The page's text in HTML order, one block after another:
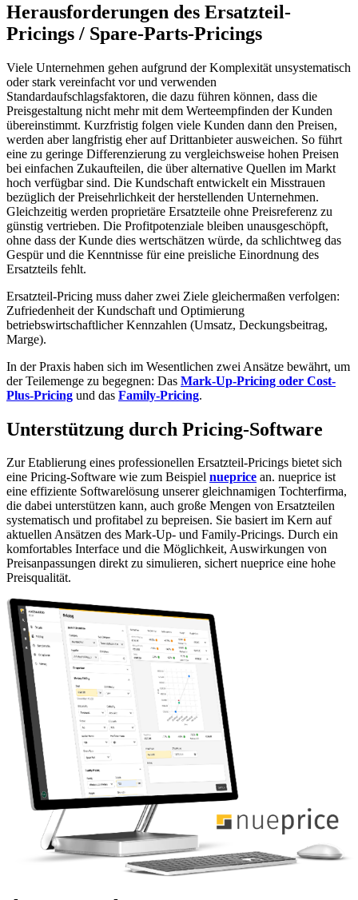
Herausforderungen des Ersatzteil-
Pricings / Spare-Parts-Pricings
Viele Unternehmen gehen aufgrund der Komplexität unsystematisch
oder stark vereinfacht vor und verwenden
Standardaufschlagsfaktoren, die dazu führen können, dass die
Preisgestaltung nicht mehr mit dem Werteempfinden der Kunden
übereinstimmt. Kurzfristig folgen viele Kunden dann den Preisen,
werden aber langfristig eher auf Drittanbieter ausweichen. So führt
eine zu geringe Differenzierung zu vergleichsweise hohen Preisen
bei einfachen Zukaufteilen, die über alternative Quellen im Markt
hoch verfügbar sind. Die Kundschaft entwickelt ein Misstrauen
bezüglich der Preisehrlichkeit der herstellenden Unternehmen.
Gleichzeitig werden proprietäre Ersatzteile ohne Preisreferenz zu
günstig vertrieben. Die Profitpotenziale bleiben unausgeschöpft,
ohne dass der Kunde dies wertschätzen würde, da schlichtweg das
Gespür und die Kenntnisse für eine preisliche Einordnung des
Ersatzteils fehlt.
Ersatzteil-Pricing muss daher zwei Ziele gleichermaßen verfolgen:
Zufriedenheit der Kundschaft und Optimierung
betriebswirtschaftlicher Kennzahlen (Umsatz, Deckungsbeitrag,
Marge).
In der Praxis haben sich im Wesentlichen zwei Ansätze bewährt, um
der Teilemenge zu begegnen: Das Mark-Up-Pricing oder Cost-
Plus-Pricing und das Family-Pricing.
Unterstützung durch Pricing-Software
Zur Etablierung eines professionellen Ersatzteil-Pricings bietet sich
eine Pricing-Software wie zum Beispiel nueprice an. nueprice ist
eine effiziente Softwarelösung unserer gleichnamigen Tochterfirma,
die dabei unterstützen kann, auch große Mengen von Ersatzteilen
systematisch und profitabel zu bepreisen. Sie basiert im Kern auf
aktuellen Ansätzen des Mark-Up- und Family-Pricings. Durch ein
komfortables Interface und die Möglichkeit, Auswirkungen von
Preisanpassungen direkt zu simulieren, sichert nueprice eine hohe
Preisqualität.